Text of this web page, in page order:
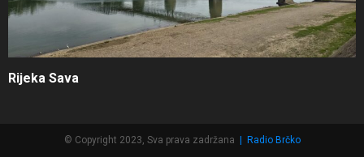
Rijeka Sava
© Copyright 2023, Sva prava zadržana Radio Brčko